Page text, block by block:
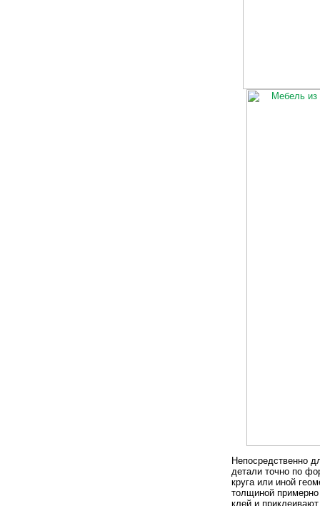
Непосредственно
детали точно по
круга или иной
толщиной примерно
клей и